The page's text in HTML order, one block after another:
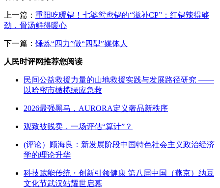
上一篇： 重阳吃暖锅！七婆鸳鸯锅的“滋补CP”：红锅辣得够
劲，骨汤鲜得暖心
下一篇： 锤炼“四力”做“四型”媒体人
人民时评网推荐您阅读
民间公益救援力量的山地救援实践与发展路径研究 ——
以哈密市橄榄绿应急救
2026最强黑马，AURORA定义奢品新秩序
观致被贱卖，一场评估“算计”？
(评论）顾海良：新发展阶段中国特色社会主义政治经济
学的理论升华
科技赋能传统・创新引领健康 第八届中国（燕京）纳豆
文化节武汉站耀世启幕